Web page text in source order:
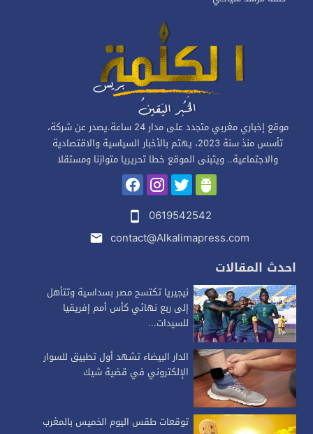
موقع إخباري مغربي متجدد على مدار 24 ساعة.يصدر عن شركة،
تأسس منذ سنة 2023، يهتم بالأخبار السياسية والاقتصادية
والاجتماعية.. ويتبنى الموقع خطا تحريريا متوازنا ومستقلا
0619542542
contact@Alkalimapress.com
احدث المقالات
نيجيريا تكتسح مصر بسداسية وتتأهل
إلى ربع نهائي كأس أمم إفريقيا
للسيدات...
الدار البيضاء تشهد أول تطبيق للسوار
الإلكتروني في قضية شيك
توقعات طقس اليوم الخميس بالمغرب